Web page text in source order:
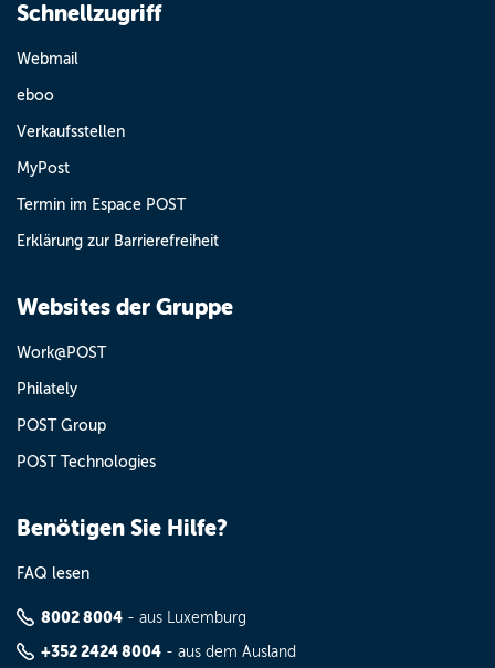
Schnellzugriff
Webmail
eboo
Verkaufsstellen
MyPost
Termin im Espace POST
Erklärung zur Barrierefreiheit
Websites der Gruppe
Work@POST
Philately
POST Group
POST Technologies
Benötigen Sie Hilfe?
FAQ lesen
8002 8004 - aus Luxemburg
+352 2424 8004 - aus dem Ausland